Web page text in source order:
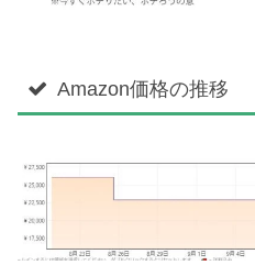
Amazon価格の推移